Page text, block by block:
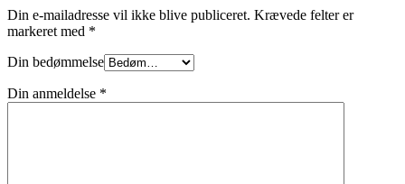
Din e-mailadresse vil ikke blive publiceret. Krævede felter er
markeret med *
Din bedømmelse
Din anmeldelse *